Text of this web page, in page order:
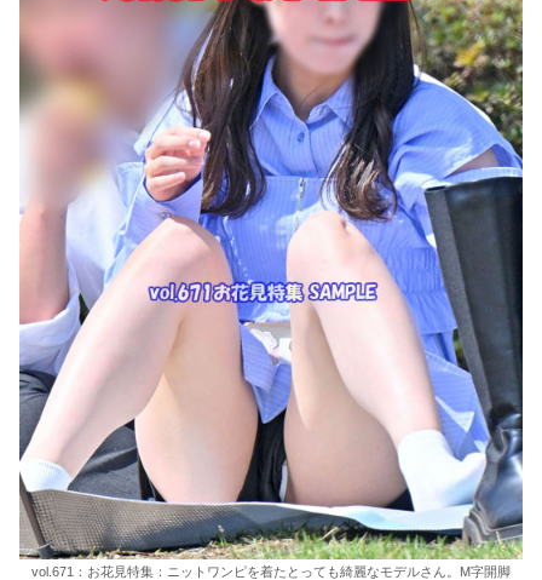
vol.671：お花見特集：ニットワンピを着たとっても綺麗なモデルさん。M字開脚